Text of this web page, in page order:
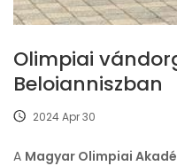
Olimpiai
Beloianniszban
2024 Apr 30
A Magyar Olimpiai